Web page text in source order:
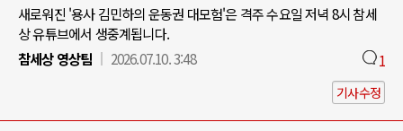
새로워진 '용사 김민하의 운동권 대모험'은 격주 수요일 저녁 8시 참세
상 유튜브에서 생중계됩니다.
참세상 영상팀
2026.07.10. 3:48 1
기사수정